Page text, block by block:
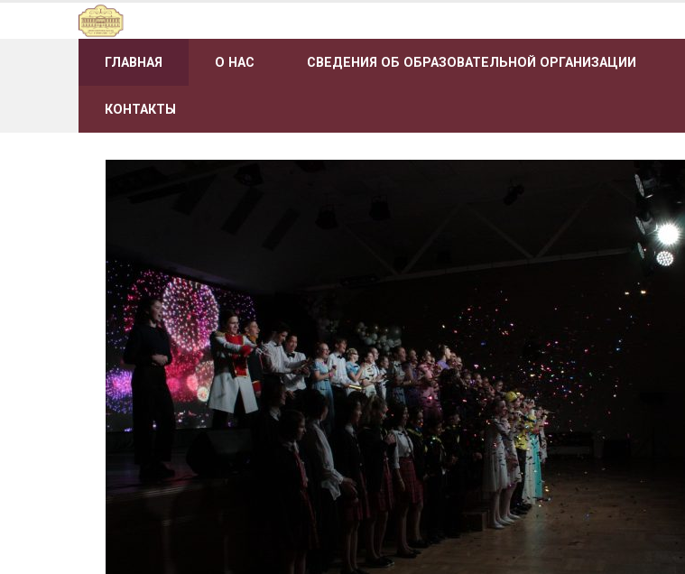
ГЛАВНАЯ О НАС СВЕДЕНИЯ ОБ ОБРАЗОВАТЕЛЬНОЙ ОРГАНИЗАЦИИ
КОНТАКТЫ